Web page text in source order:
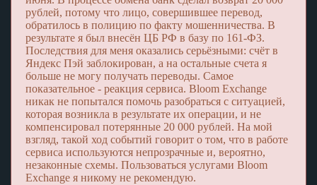
рублей, потому что лицо, совершившее перевод,
обратилось в полицию по факту мошенничества. В
результате я был внесён ЦБ РФ в базу по 161-ФЗ.
Последствия для меня оказались серьёзными: счёт в
Яндекс Пэй заблокирован, а на остальные счета я
больше не могу получать переводы. Самое
показательное - реакция сервиса. Bloom Exchange
никак не попытался помочь разобраться с ситуацией,
которая возникла в результате их операции, и не
компенсировал потерянные 20 000 рублей. На мой
взгляд, такой ход событий говорит о том, что в работе
сервиса используются непрозрачные и, вероятно,
незаконные схемы. Пользоваться услугами Bloom
Exchange я никому не рекомендую.